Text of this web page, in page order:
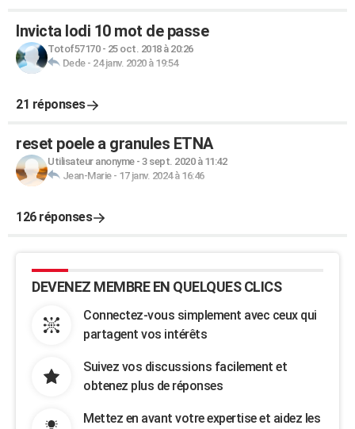
Invicta lodi 10 mot de passe
Totof57170- 25 oct. 2018 à 20:26
Dede- 24 janv. 2020 à 19:54
21 réponses
reset poele a granules ETNA
Utilisateur anonyme- 3 sept. 2020 à 11:42
Jean-Marie- 17 janv. 2024 à 16:46
126 réponses
DEVENEZ MEMBRE EN QUELQUES CLICS
Connectez-vous simplement avec ceux qui
partagent vos intérêts
Suivez vos discussions facilement et
obtenez plus de réponses
Mettez en avant votre expertise et aidez les